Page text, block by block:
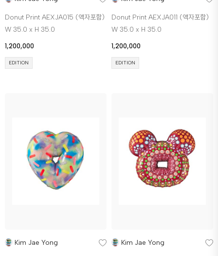
Donut Print AEXJA015 (액자포함)
W 35.0 x H 35.0
1,200,000
EDITION
Donut Print AEXJA011 (액자포함)
W 35.0 x H 35.0
1,200,000
EDITION
Kim Jae Yong Kim Jae Yong